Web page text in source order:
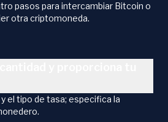
pasos para intercambiar Bitcoin o
otra criptomoneda.
el tipo de tasa; especifica la